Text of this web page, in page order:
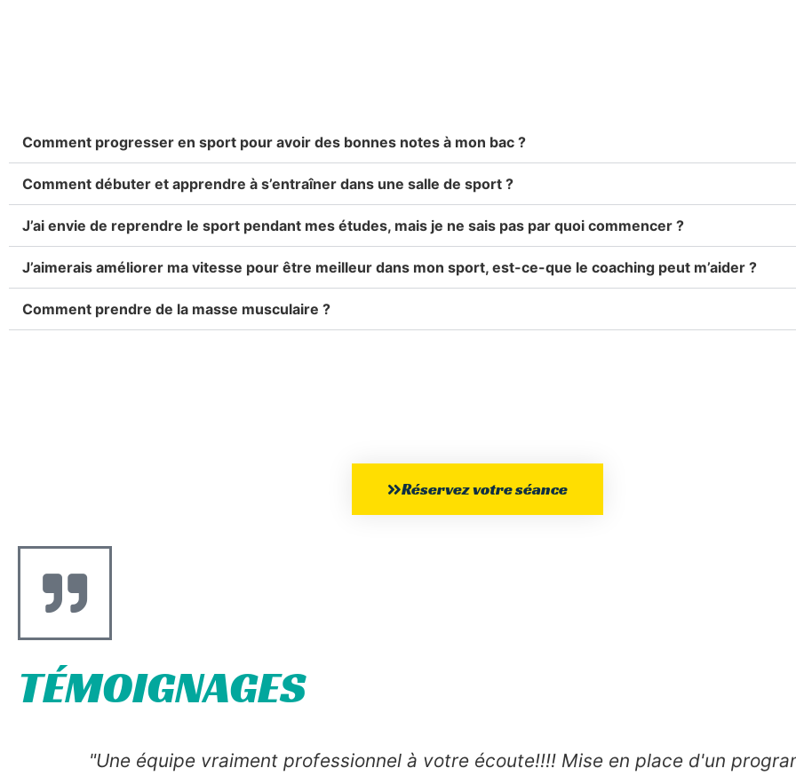
Comment progresser en sport pour avoir des bonnes notes à mon bac ?
Comment débuter et apprendre à s’entraîner dans une salle de sport ?
J’ai envie de reprendre le sport pendant mes études, mais je ne sais pas par quoi commencer ?
J’aimerais améliorer ma vitesse pour être meilleur dans mon sport, est-ce-que le coaching peut m’aider ?
Comment prendre de la masse musculaire ?
Réservez votre séance
TÉMOIGNAGES
"Une équipe vraiment professionnel à votre écoute!!!! Mise en place d'un